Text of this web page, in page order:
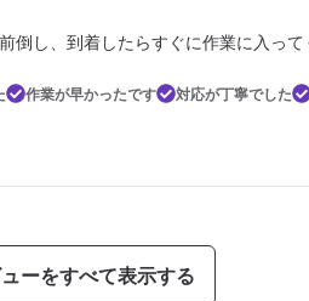
倒し、到着したらすぐに作業に入って
作業が早かったです 対応が丁寧でした
ーをすべて表示する